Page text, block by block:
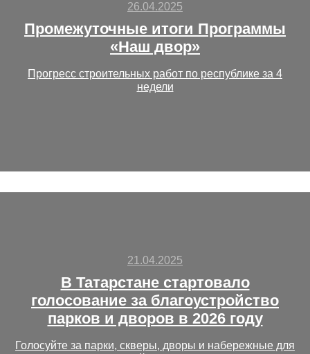
26.04.2025
Промежуточные итоги Программы
«Наш двор»
Прогресс строительных работ по республике за 4
недели
21.04.2025
В Татарстане стартовало
голосование за благоустройство
парков и дворов в 2026 году
Голосуйте за парки, скверы, дворы и набережные для